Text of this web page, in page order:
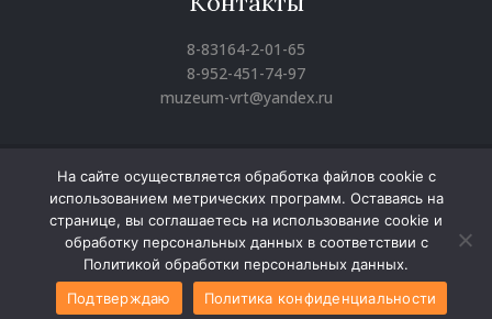
8-83164-2-01-65
8-952-451-74-97
muzeum-vrt@yandex.ru
Воротынский районный краеведческий музей
© 2025 Все права защищены
Копирование материалов сайта разрешено только с
письменного согласия администрации сайта
На сайте осуществляется обработка файлов cookie с
использованием метрических программ. Оставаясь на
странице, вы соглашаетесь на использование cookie и
обработку персональных данных в соответствии с
Политикой обработки персональных данных.
Подтверждаю
Политика конфиденциальности